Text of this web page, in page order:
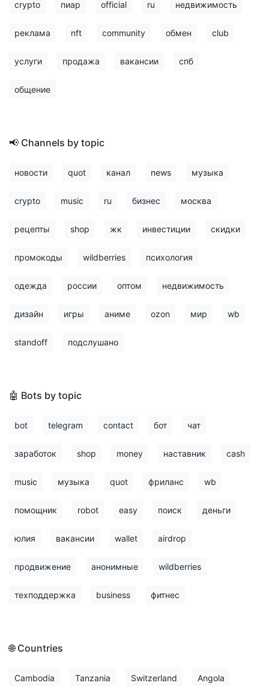
crypto пиар official ru недвижимость
реклама nft community обмен club
услуги продажа вакансии спб
общение
📢 Channels by topic
новости quot канал news музыка
crypto music ru бизнес москва
рецепты shop жк инвестиции скидки
промокоды wildberries психология
одежда россии оптом недвижимость
дизайн игры аниме ozon мир wb
standoff подслушано
🤖 Bots by topic
bot telegram contact бот чат
заработок shop money наставник cash
music музыка quot фриланс wb
помощник robot easy поиск деньги
юлия вакансии wallet airdrop
продвижение анонимные wildberries
техподдержка business фитнес
🌐 Countries
Cambodia Tanzania Switzerland Angola